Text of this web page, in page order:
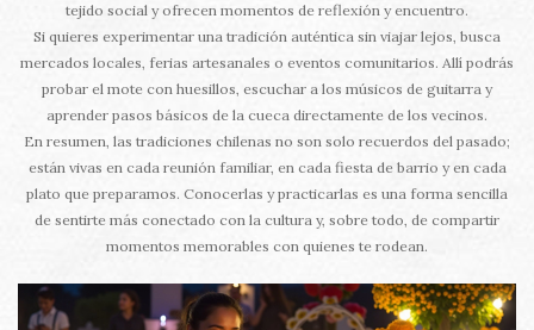
tejido social y ofrecen momentos de reflexión y encuentro.
Si quieres experimentar una tradición auténtica sin viajar lejos, busca
mercados locales, ferias artesanales o eventos comunitarios. Allí podrás
probar el mote con huesillos, escuchar a los músicos de guitarra y
aprender pasos básicos de la cueca directamente de los vecinos.
En resumen, las tradiciones chilenas no son solo recuerdos del pasado;
están vivas en cada reunión familiar, en cada fiesta de barrio y en cada
plato que preparamos. Conocerlas y practicarlas es una forma sencilla
de sentirte más conectado con la cultura y, sobre todo, de compartir
momentos memorables con quienes te rodean.